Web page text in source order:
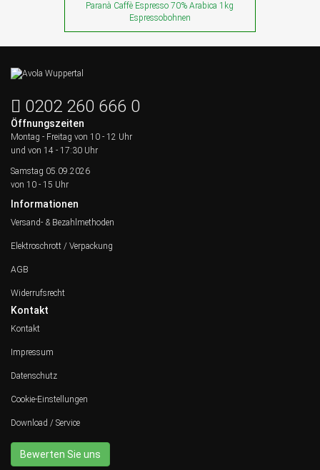
Paranà Caffè Espresso 70% Arabica 1kg
Espressobohnen
0202 260 666 0
Öffnungszeiten
Montag - Freitag von 10 - 12 Uhr
und von 14 - 17:30 Uhr
Samstag 05.09.2026
von 10 - 15 Uhr
Informationen
Versand- & Bezahlmethoden
Elektroschrott / Verpackung
AGB
Widerrufsrecht
Kontakt
Kontakt
Impressum
Datenschutz
Cookie-Einstellungen
Download / Service
Bewerten Sie uns